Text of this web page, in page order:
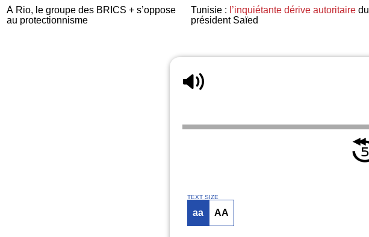
À Rio, le groupe des BRICS + s’oppose
au protectionnisme
Tunisie : l’inquiétante dérive autoritairedu
président Saïed
TEXT SIZE
aa AA